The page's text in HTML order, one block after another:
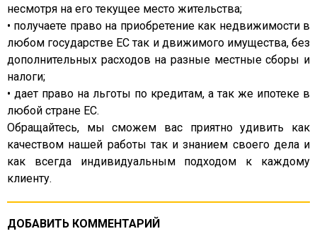
несмотря на его текущее место жительства;
• получаете право на приобретение как недвижимости в
любом государстве ЕС так и движимого имущества, без
дополнительных расходов на разные местные сборы и
налоги;
• дает право на льготы по кредитам, а так же ипотеке в
любой стране ЕС.
Обращайтесь, мы сможем вас приятно удивить как
качеством нашей работы так и знанием своего дела и
как всегда индивидуальным подходом к каждому
клиенту.
ДОБАВИТЬ КОММЕНТАРИЙ